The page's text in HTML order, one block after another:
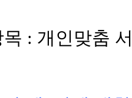
: 개인맞춤